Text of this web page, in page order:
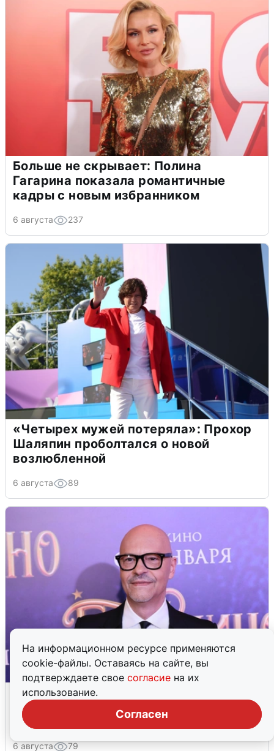
На информационном ресурсе применяются
cookie-файлы. Оставаясь на сайте, вы
подтверждаете свое согласие на их
использование.
Согласен
Больше не скрывает: Полина
Гагарина показала романтичные
кадры с новым избранником
6 августа 237
«Четырех мужей потеряла»: Прохор
Шаляпин проболтался о новой
возлюбленной
6 августа 89
«Не просто слух»: Федору
Бондарчуку приписывают новый
роман — с кем
6 августа 79